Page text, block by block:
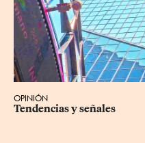
OPINIÓN
Tendencias y señales